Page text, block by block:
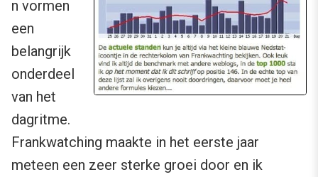
n vormen
een
belangrijk
onderdeel
van het
dagritme.
Frankwatching maakte in het eerste jaar
meteen een zeer sterke groei door en ik